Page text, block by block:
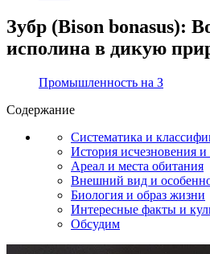
Зубр (Bison bonasus):
исполина в дикую
Промышленность на З
Содержание
Систематика и
История исчезновения и
Ареал и места обитания
Внешний вид и
Биология и образ жизни
Интересные факты и
Обсудим